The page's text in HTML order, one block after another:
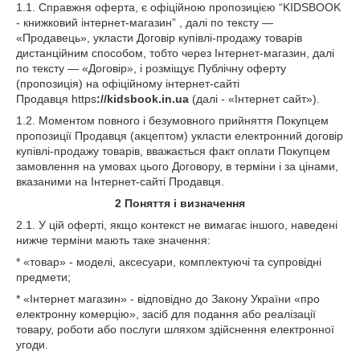
1.1. Справжня оферта, є офіційною пропозицією “KIDSBOOK
- книжковий інтернет-магазин” , далі по тексту —
«Продавець», укласти Договір купівлі-продажу товарів
дистанційним способом, тобто через Інтернет-магазин, далі
по тексту — «Договір», і розміщує Публічну оферту
(пропозиція) на офіційному інтернет-сайті
Продавця https://kidsbook.in.ua (далі - «Інтернет сайт»).
1.2. Моментом повного і безумовного прийняття Покупцем
пропозиції Продавця (акцептом) укласти електронний договір
купівлі-продажу товарів, вважається факт оплати Покупцем
замовлення на умовах цього Договору, в терміни і за цінами,
вказаними на Інтернет-сайті Продавця.
2 Поняття і визначення
2.1. У цій оферті, якщо контекст не вимагає іншого, наведені
нижче терміни мають таке значення:
* «товар» - моделі, аксесуари, комплектуючі та супровідні
предмети;
* «Інтернет магазин» - відповідно до Закону України «про
електронну комерцію», засіб для подання або реалізації
товару, роботи або послуги шляхом здійснення електронної
угоди.